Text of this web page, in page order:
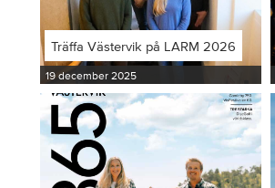
Träffa Västervik på LARM 2026
19 december 2025